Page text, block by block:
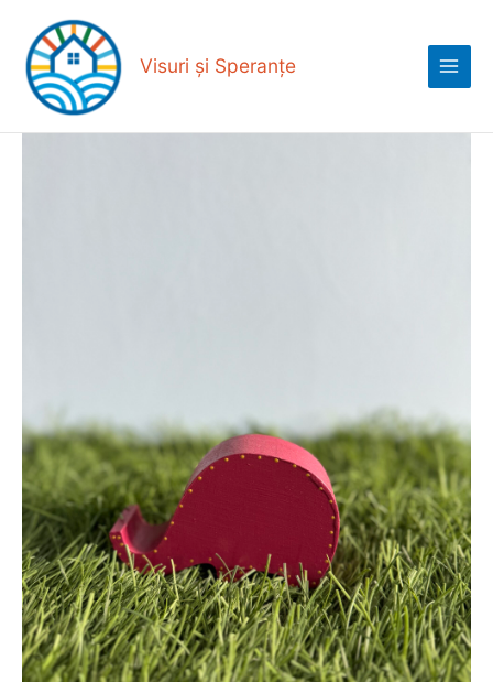
content
Visuri și Speranțe
Menu